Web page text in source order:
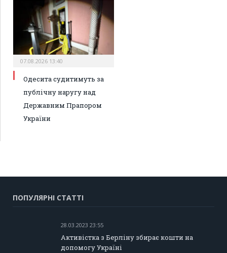
07.08.2026 13:40
Одесита судитимуть за
публічну наругу над
Державним Прапором
України
ПОПУЛЯРНІ СТАТТІ
28.03.2023 23:55
Активістка з Берліну збирає кошти на
допомогу Україні